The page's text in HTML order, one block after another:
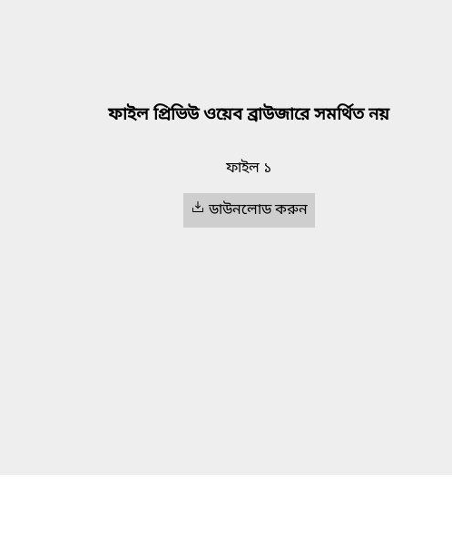
ফাইল প্রিভিউ ওয়েব ব্রাউজারে সমর্থিত নয়
ফাইল ১
ডাউনলোড করুন